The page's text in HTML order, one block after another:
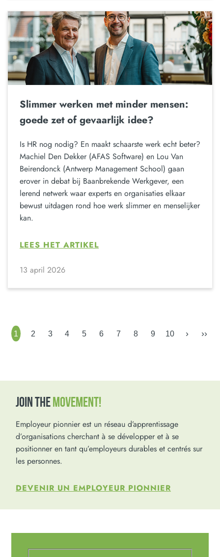
Slimmer werken met minder mensen:
goede zet of gevaarlijk idee?
Is HR nog nodig? En maakt schaarste werk echt beter?
Machiel Den Dekker (AFAS Software) en Lou Van
Beirendonck (Antwerp Management School) gaan
erover in debat bij Baanbrekende Werkgever, een
lerend netwerk waar experts en organisaties elkaar
bewust uitdagen rond hoe werk slimmer en menselijker
kan.
LEES HET ARTIKEL
13 april 2026
1 2 3 4 5 6 7 8 9 10 › ››
JOIN THEMOVEMENT!
Employeur pionnier est un réseau d’apprentissage
d’organisations cherchant à se développer et à se
positionner en tant qu’employeurs durables et centrés sur
les personnes.
DEVENIR UN EMPLOYEUR PIONNIER